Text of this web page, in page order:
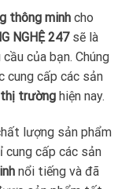
thông minh cho
NGHỆ 247sẽ là
của bạn. Chúng
cung cấp các sản
trường hiện nay.
lượng sản phẩm
cung cấp các sản
nổi tiếng và đã